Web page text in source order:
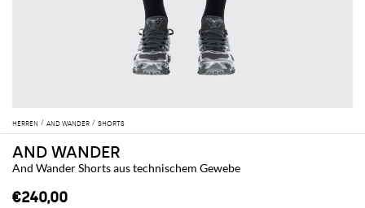
HERREN AND WANDER SHORTS
AND WANDER
And Wander Shorts aus technischem Gewebe
€240,00